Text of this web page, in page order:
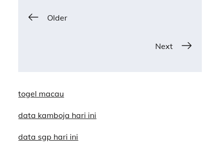
Posts
Older
Next
togel macau
data kamboja hari ini
data sgp hari ini